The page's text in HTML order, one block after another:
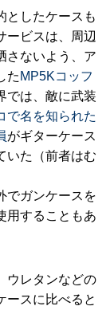
としたケースも
ービスは、周辺
さないよう、ア
た MP5Kコッフ
では、敵に武装
で名を知られた
がギターケース
いた（前者はむ
でガンケースを
用することもあ
ウレタンなどの
ースに比べると